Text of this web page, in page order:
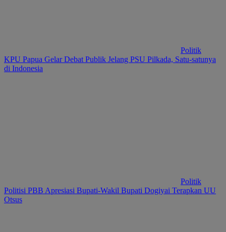
Politik
KPU Papua Gelar Debat Publik Jelang PSU Pilkada, Satu-satunya
di Indonesia
Politik
Politisi PBB Apresiasi Bupati-Wakil Bupati Dogiyai Terapkan UU
Otsus